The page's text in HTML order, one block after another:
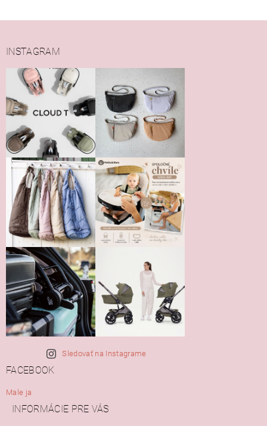
Vložením hodnotenie súhlasíte s
podmienkami ochrany
osobných údajov
INSTAGRAM
Sledovať na Instagrame
FACEBOOK
Male ja
INFORMÁCIE PRE VÁS